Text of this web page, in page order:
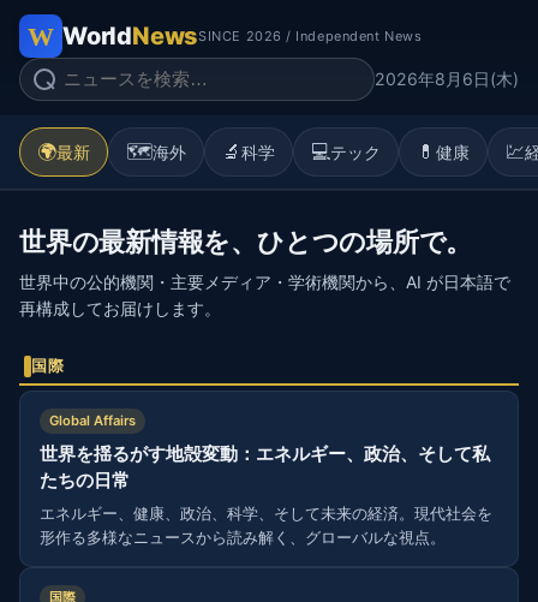
WorldNewsSINCE 2026 / Independent News
2026年8月6日(木)
🌍最新 🗺️海外 🔬 科学 💻テック 💊 健康 💹
世界の最新情報を、ひとつの場所で。
世界中の公的機関・主要メディア・学術機関から、AI が日本語で
再構成してお届けします。
国際
Global Affairs
世界を揺るがす地殻変動：エネルギー、政治、そして私
たちの日常
エネルギー、健康、政治、科学、そして未来の経済。現代社会を
形作る多様なニュースから読み解く、グローバルな視点。
国際